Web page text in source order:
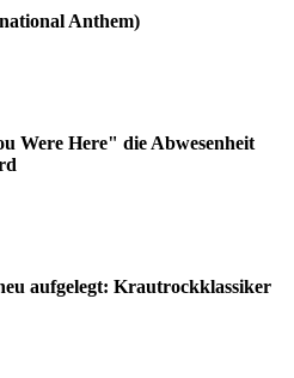
Anthem)
Were Here" die Abwesenheit
aufgelegt: Krautrockklassiker